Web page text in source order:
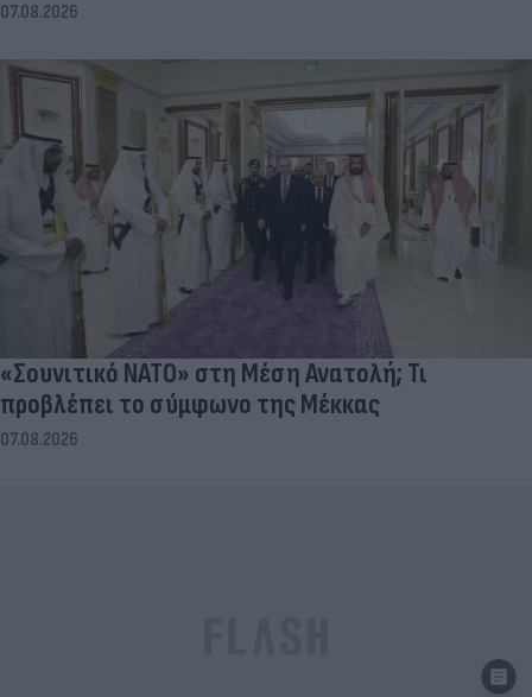
07.08.2026
«Σουνιτικό ΝΑΤΟ» στη Μέση Ανατολή; Τι
προβλέπει το σύμφωνο της Μέκκας
07.08.2026